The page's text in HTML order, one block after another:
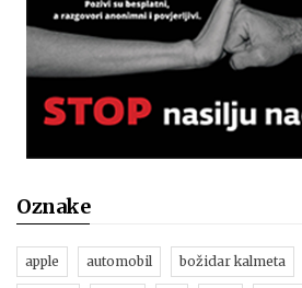
Oznake
apple automobil božidar kalmeta